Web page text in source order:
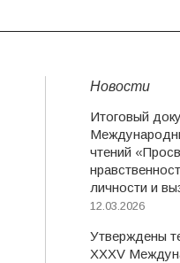
Новости
Итоговый
чтений
личности и
12.03.2026
Утверждены
XXXV